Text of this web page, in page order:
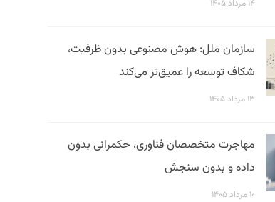
۱۴ مرداد ۱۴۰۵
سازمان ملل: هوش مصنوعی بدون ظرفیت،
شکاف توسعه را عمیق‌تر می‌کند
۱۳ مرداد ۱۴۰۵
مهاجرت متخصصان فناوری، حکمرانی بدون
داده و بدون سنجش
۱۰ مرداد ۱۴۰۵